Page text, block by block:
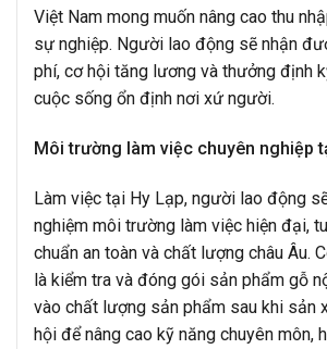
Việt Nam mong muốn nâng cao thu
sự nghiệp. Người lao động sẽ nhận
phí, cơ hội tăng lương và thưởng định
cuộc sống ổn định nơi xứ người.
Môi trường làm việc chuyên nghiệp
Làm việc tại Hy Lạp, người lao động
nghiệm môi trường làm việc hiện đại,
chuẩn an toàn và chất lượng châu Âu.
là kiểm tra và đóng gói sản phẩm gỗ
vào chất lượng sản phẩm sau khi sản
hội để nâng cao kỹ năng chuyên môn,